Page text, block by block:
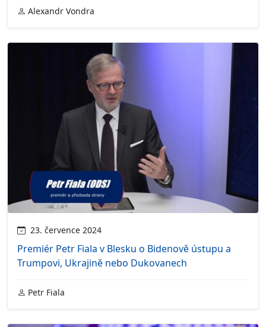
Alexandr Vondra
23. července 2024
Premiér Petr Fiala v Blesku o Bidenově ústupu a
Trumpovi, Ukrajině nebo Dukovanech
Petr Fiala